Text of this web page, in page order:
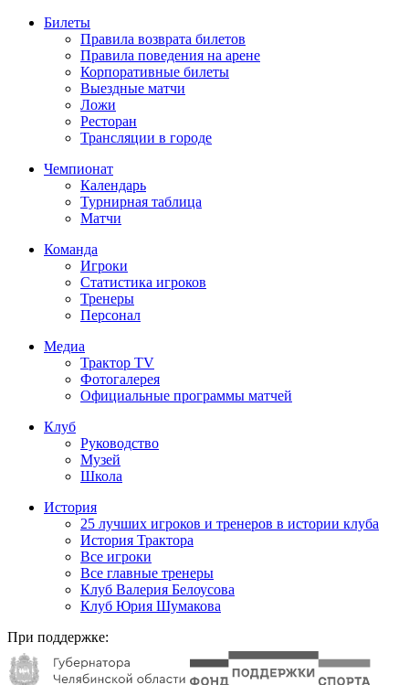
Билеты
Правила возврата билетов
Правила поведения на арене
Корпоративные билеты
Выездные матчи
Ложи
Ресторан
Трансляции в городе
Чемпионат
Календарь
Турнирная таблица
Матчи
Команда
Игроки
Статистика игроков
Тренеры
Персонал
Медиа
Трактор TV
Фотогалерея
Официальные программы матчей
Клуб
Руководство
Музей
Школа
История
25 лучших игроков и тренеров в истории клуба
История Трактора
Все игроки
Все главные тренеры
Клуб Валерия Белоусова
Клуб Юрия Шумакова
При поддержке: